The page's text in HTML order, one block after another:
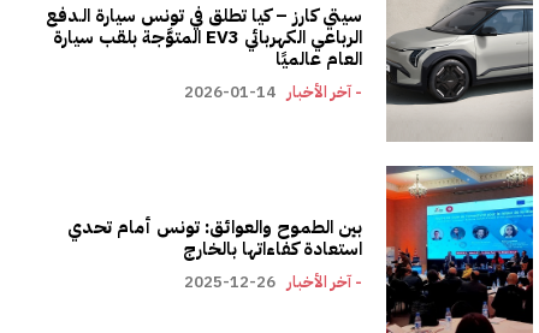
سيتي كارز – كيا تطلق في تونس سيارة الـدفع
الرباعي الكهربائي EV3 المتوَّجة بلقب سيارة
العام عالميًا
- آخر الأخبار 2026-01-14
بين الطموح والعوائق: تونس أمام تحدي
استعادة كفاءاتها بالخارج
- آخر الأخبار 2025-12-26